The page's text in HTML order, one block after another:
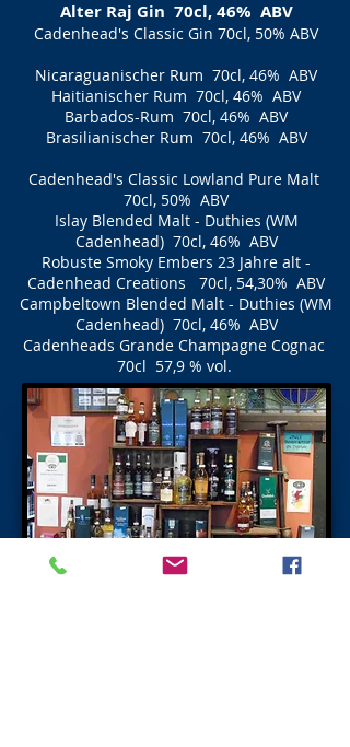
Alter Raj Gin 70cl, 46% ABV
Cadenhead's Classic Gin 70cl, 50% ABV
Nicaraguanischer Rum 70cl, 46% ABV
Haitianischer Rum 70cl, 46% ABV
Barbados-Rum 70cl, 46% ABV
Brasilianischer Rum 70cl, 46% ABV
Cadenhead's Classic Lowland Pure Malt
70cl, 50% ABV
Islay Blended Malt - Duthies (WM
Cadenhead)70cl, 46% ABV
Robuste Smoky Embers 23 Jahre alt -
Cadenhead Creations 70cl, 54,30% ABV
Campbeltown Blended Malt - Duthies (WM
Cadenhead)70cl, 46% ABV
Cadenheads Grande Champagne Cognac
70cl 57,9 % vol.